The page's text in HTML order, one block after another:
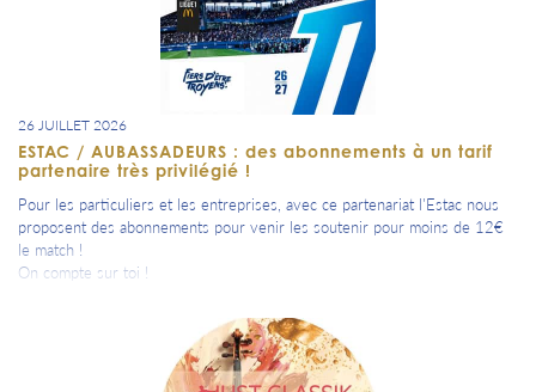
=> En partenariat avec Claire et sa compagnie, nous te proposons
plusieurs dates de spectacles tout l'été dans notre agenda.
26 JUILLET 2026
ESTAC / AUBASSADEURS : des abonnements à un tarif
partenaire très privilégié !
Pour les particuliers et les entreprises, avec ce partenariat l'Estac nous
proposent des abonnements pour venir les soutenir pour moins de 12€
le match !
On compte sur toi !
Toutes les informations et tarifs dans la programmation.